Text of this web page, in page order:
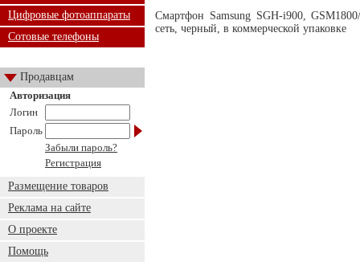
Цифровые фотоаппараты
Сотовые телефоны
Продавцам
Авторизация
Логин
Пароль
Забыли пароль?
Регистрация
Размещение товаров
Реклама на сайте
О проекте
Помощь
Смартфон Samsung SGH-i900,
сеть, черный, в коммерческой упаковке